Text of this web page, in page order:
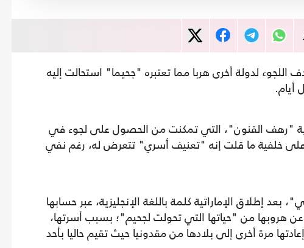
هند البلوكي (42 عاما) بهدف اللجوء لدولة أخرى هربا مما تعتبره "جحيما" استحالت إليه
أيام.
"رهف القنون"، التي تمكنت من الحصول على لجوء في
على خلفية ما قلت إنه "تعنيف أسري" تتعرض له، رغم نفي
إطلاق الإماراتية كلمة باللغة الإنجليزية، عبر حسابها
تتحدث عن هروبها من "حياتها التي تحولت لجحيم"؛ بسبب أسرتها،
مرة أخرى إلى بلادها من مقدونيا حيث تقيم حاليا بأحد